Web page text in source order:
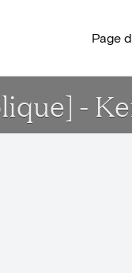
Page
-